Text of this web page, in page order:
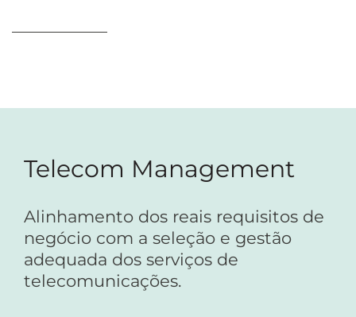
Telecom Management
Alinhamento dos reais requisitos de
negócio com a seleção e gestão
adequada dos serviços de
telecomunicações.